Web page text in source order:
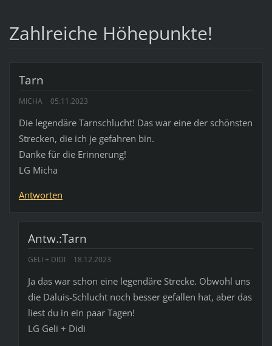
Zahlreiche Höhepunkte!
Tarn
MICHA 05.11.2023
Die legendäre Tarnschlucht! Das war eine der schönsten
Strecken, die ich je gefahren bin.
Danke für die Erinnerung!
LG Micha
Antworten
Antw.:Tarn
GELI + DIDI 18.12.2023
Ja das war schon eine legendäre Strecke. Obwohl uns
die Daluis-Schlucht noch besser gefallen hat, aber das
liest du in ein paar Tagen!
LG Geli + Didi